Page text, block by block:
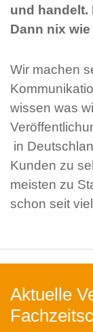
und handelt.
Dann nix wie
Wir machen
wissen was
in
Kunden zu
meisten zu
schon seit
Aktuelle